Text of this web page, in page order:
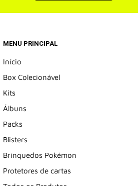
MENU PRINCIPAL
Início
Box Colecionável
Kits
Álbuns
Packs
Blisters
Brinquedos Pokémon
Protetores de cartas